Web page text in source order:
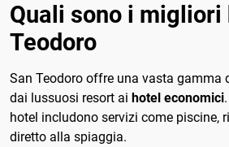
Quali sono i migliori
Teodoro
San Teodoro offre una vasta gamma
dai lussuosi resort ai hotel economici
hotel includono servizi come piscine,
diretto alla spiaggia.